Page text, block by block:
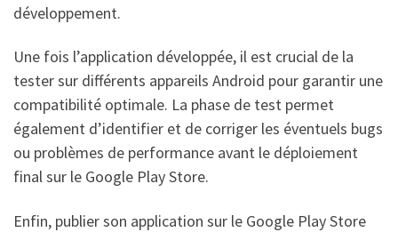
développement.
Une fois l’application développée, il est crucial de la
tester sur différents appareils Android pour garantir une
compatibilité optimale. La phase de test permet
également d’identifier et de corriger les éventuels bugs
ou problèmes de performance avant le déploiement
final sur le Google Play Store.
Enfin, publier son application sur le Google Play Store